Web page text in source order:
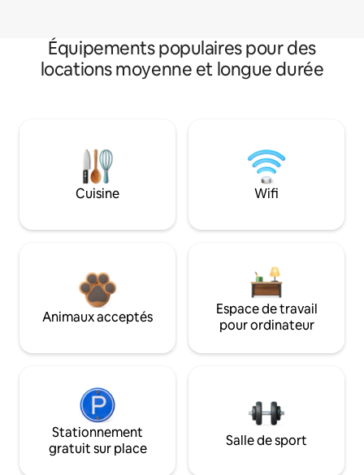
Équipements populaires pour des
locations moyenne et longue durée
Cuisine Wifi
Animaux acceptés
Espace de travail
pour ordinateur
Stationnement
gratuit sur place
Salle de sport